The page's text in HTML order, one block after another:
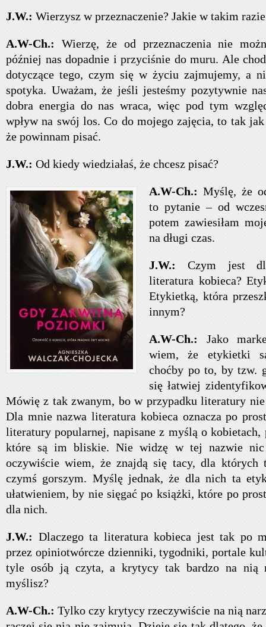
J.W.: Wierzysz w przeznaczenie? Jakie w takim
A.W-Ch.: Wierzę, że od przeznaczenia nie
później nas dopadnie i przyciśnie do muru. Ale
dotyczące tego, czym się w życiu zajmujemy, a
spotyka. Uważam, że jeśli jesteśmy pozytywnie
dobra energia do nas wraca, więc pod tym
wpływ na swój los. Co do mojego zajęcia, to tak
że powinnam pisać.
J.W.: Od kiedy wiedziałaś, że chcesz pisać?
A.W-Ch.: Myślę, że
to pytanie – od
potem zawiesiłam
na długi czas.
J.W.: Czym jest
literatura kobieca?
Etykietką, która
innym?
A.W-Ch.: Jako
wiem, że etykietki
choćby po to, by tzw.
się łatwiej
Mówię z tak zwanym, bo w przypadku literatury
Dla mnie nazwa literatura kobieca oznacza po
literatury popularnej, napisane z myślą o kobietach,
które są im bliskie. Nie widzę w tej nazwie nic
oczywiście wiem, że znajdą się tacy, dla których
czymś gorszym. Myślę jednak, że dla nich ta
ułatwieniem, by nie sięgać po książki, które po
dla nich.
J.W.: Dlaczego ta literatura kobieca jest tak po
przez opiniotwórcze dzienniki, tygodniki, portale
tyle osób ją czyta, a krytycy tak bardzo na nią
myślisz?
A.W-Ch.:Tylko czy krytycy rzeczywiście na nią